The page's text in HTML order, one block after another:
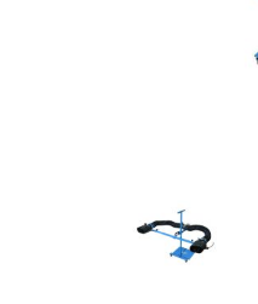
В кредит от 1 635 руб/